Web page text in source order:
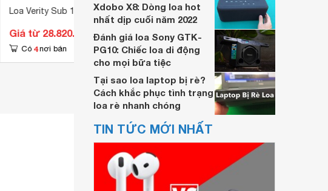
Loa Verity Sub 118
Giá từ 28.820.000 đ
Có 4 nơi bán
Loa subwoofer SVS SB-2000
PRO
Giá từ 26.950.000 đ
Có 4 nơi bán
Xdobo X8: Dòng loa hot
nhất dịp cuối năm 2022
Đánh giá loa Sony GTK-
PG10: Chiếc loa di động
cho mọi bữa tiệc
Tại sao loa laptop bị rè?
Cách khắc phục tình trạng
loa rè nhanh chóng
TIN TỨC MỚI NHẤT